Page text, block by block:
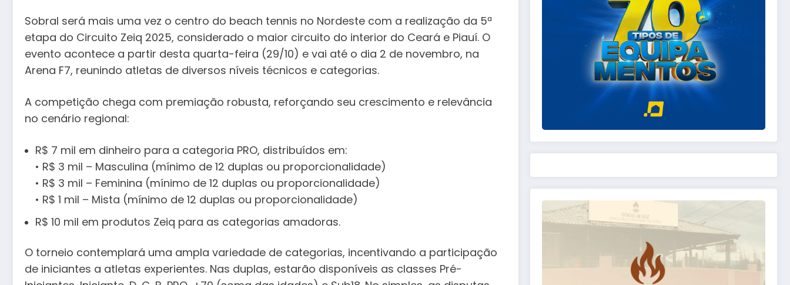
Sobral será mais uma vez o centro do beach tennis no Nordeste com a realização da 5ª
etapa do Circuito Zeiq 2025, considerado o maior circuito do interior do Ceará e Piauí. O
evento acontece a partir desta quarta-feira (29/10) e vai até o dia 2 de novembro, na
Arena F7, reunindo atletas de diversos níveis técnicos e categorias.
A competição chega com premiação robusta, reforçando seu crescimento e relevância
no cenário regional:
R$ 7 mil em dinheiro para a categoria PRO, distribuídos em:
• R$ 3 mil – Masculina (mínimo de 12 duplas ou proporcionalidade)
• R$ 3 mil – Feminina (mínimo de 12 duplas ou proporcionalidade)
• R$ 1 mil – Mista (mínimo de 12 duplas ou proporcionalidade)
R$ 10 mil em produtos Zeiq para as categorias amadoras.
O torneio contemplará uma ampla variedade de categorias, incentivando a participação
de iniciantes a atletas experientes. Nas duplas, estarão disponíveis as classes Pré-